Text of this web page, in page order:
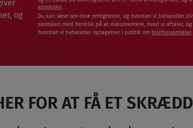
og
80205050.
Du kan læse om dine rettigheder, og hvordan vi behandler
samtalen med henblik på at dokumentere, hvad vi aftaler,
hvordan vi behandler optagelser i politik om telefonsamtaler.